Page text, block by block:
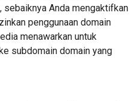
sebaiknya Anda mengaktifkan
penggunaan domain
menawarkan untuk
subdomain domain yang